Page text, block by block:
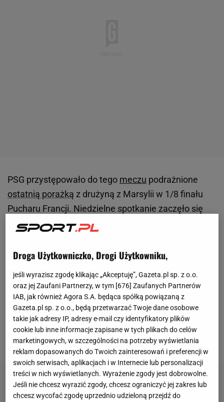
PSG przystępowało do tego meczu podrażnione
ostatnią porażką z drużyną z Marsylii w 1/8 finału
Pucharu Francji. Niedzielne spotkanie zaczęło się
kapitalnie. Wszystko za sprawą duetu Kylian
kibiców rywali doprowadzał do płaczu. Francuz
Trafienie Messiego miało większą wartość,
ponieważbyła to jego 700. bramkadla klubu z TOP 5
lig świata. Gol doprowadził do szału kibiców
gospodarzy, którzy zaczęli wyrzucać z trybun
przedmioty.
Droga Użytkowniczko, Drogi Użytkowniku,
jeśli wyrazisz zgodę klikając „Akceptuję”, Gazeta.pl sp. z o.o.
oraz jej Zaufani Partnerzy, w tym [676] Zaufanych Partnerów
IAB, jak również Agora S.A. będąca spółką powiązaną z
Gazeta.pl sp. z o.o., będą przetwarzać Twoje dane osobowe
takie jak adresy IP, adresy e-mail czy identyfikatory plików
cookie lub inne informacje zapisane w tych plikach do celów
marketingowych, w szczególności na potrzeby wyświetlania
reklam dopasowanych do Twoich zainteresowań i preferencji w
swoich serwisach, aplikacjach i w Internecie lub personalizacji
treści w nich wyświetlanych. Wyrażenie zgody jest dobrowolne.
Jeśli nie chcesz wyrazić zgody, chcesz ograniczyć jej zakres lub
chcesz wycofać zgodę uprzednio udzieloną przejdź do